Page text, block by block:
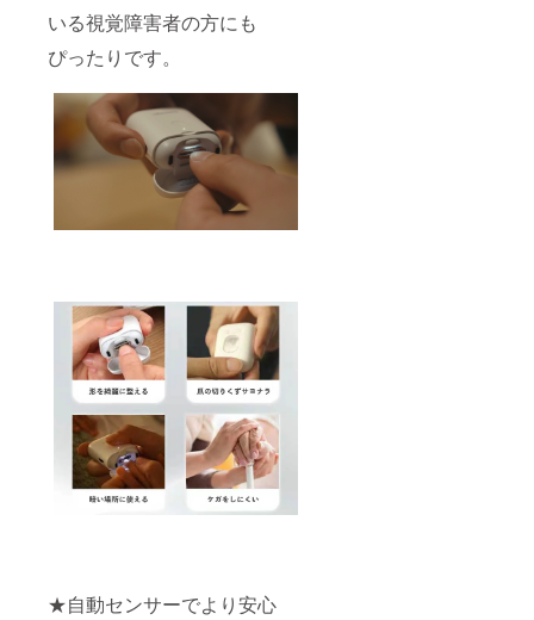
いる視覚障害者の方にも
ぴったりです。
★自動センサーでより安心